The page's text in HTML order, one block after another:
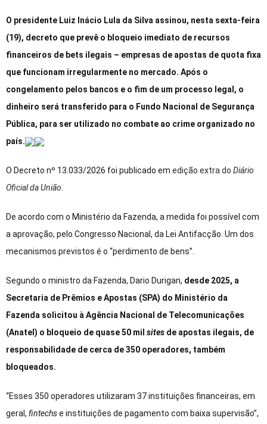
O presidente Luiz Inácio Lula da Silva assinou, nesta sexta-feira
(19), decreto que prevê o bloqueio imediato de recursos
financeiros de bets ilegais – empresas de apostas de quota fixa
que funcionam irregularmente no mercado. Após o
congelamento pelos bancos e o fim de um processo legal, o
dinheiro será transferido para o Fundo Nacional de Segurança
Pública, para ser utilizado no combate ao crime organizado no
país.
O Decreto nº 13.033/2026 foi publicado em edição extra do Diário
Oficial da União
De acordo com o Ministério da Fazenda, a medida foi possível com
a aprovação, pelo Congresso Nacional, da Lei Antifacção. Um dos
mecanismos previstos é o “perdimento de bens”.
Segundo o ministro da Fazenda, Dario Durigan, desde 2025, a
Secretaria de Prêmios e Apostas (SPA) do Ministério da
Fazenda solicitou à Agência Nacional de Telecomunicações
(Anatel) o bloqueio de quase 50 mil sites de apostas ilegais, de
responsabilidade de cerca de 350 operadores, também
bloqueados.
“Esses 350 operadores utilizaram 37 instituições financeiras, em
geral, fintechse instituições de pagamento com baixa supervisão”,